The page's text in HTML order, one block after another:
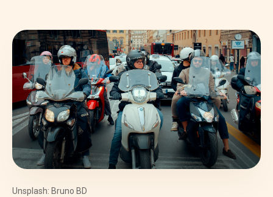
Unsplash: Bruno BD